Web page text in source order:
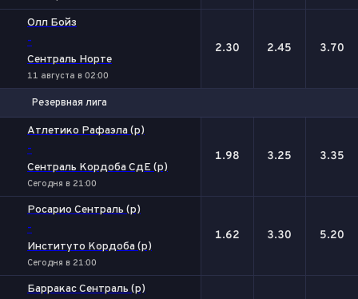
Олл Бойз
-
Сентраль Норте
11 августа в 02:00
2.30 2.45 3.70
Резервная лига
Атлетико Рафаэла (р)
-
Сентраль Кордоба СдЕ (р)
Сегодня в 21:00
1.98 3.25 3.35
Росарио Сентраль (р)
-
Институто Кордоба (р)
Сегодня в 21:00
1.62 3.30 5.20
Барракас Сентраль (р)